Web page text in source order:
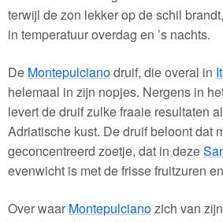
terwijl de zon lekker op de schil
in temperatuur overdag en ’s nachts.
De Montepulcianodruif, die overal in
helemaal in zijn nopjes. Nergens in
levert de druif zulke fraaie resultaten
Adriatische kust. De druif beloont dat
geconcentreerd zoetje, dat in deze
evenwicht is met de frisse fruitzuren
Over waar Montepulcianozich van